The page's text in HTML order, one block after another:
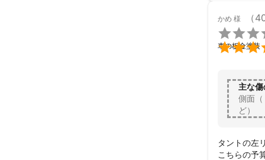
かめ 様 （
車の板金塗装
主な
側面
ど）
タントの左
こちらの予